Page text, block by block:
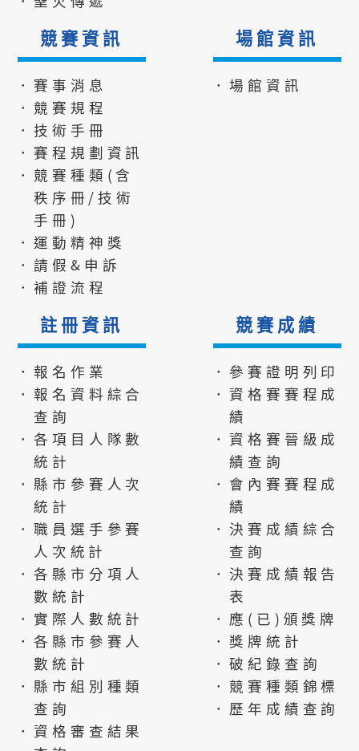
競賽資訊
．賽事消息
．競賽規程
．技術手冊
．賽程規劃資訊
．競賽種類(含
秩序冊/技術
手冊)
．運動精神獎
．請假&申訴
．補證流程
場館資訊
．場館資訊
註冊資訊
．報名作業
．報名資料綜合
查詢
．各項目人隊數
統計
．縣市參賽人次
統計
．職員選手參賽
人次統計
．各縣市分項人
數統計
．實際人數統計
．各縣市參賽人
數統計
．縣市組別種類
查詢
．資格審查結果
競賽成績
．參賽證明列印
．資格賽賽程成
績
．資格賽晉級成
績查詢
．會內賽賽程成
績
．決賽成績綜合
查詢
．決賽成績報告
表
．應(已)頒獎牌
．獎牌統計
．破紀錄查詢
．競賽種類錦標
．歷年成績查詢